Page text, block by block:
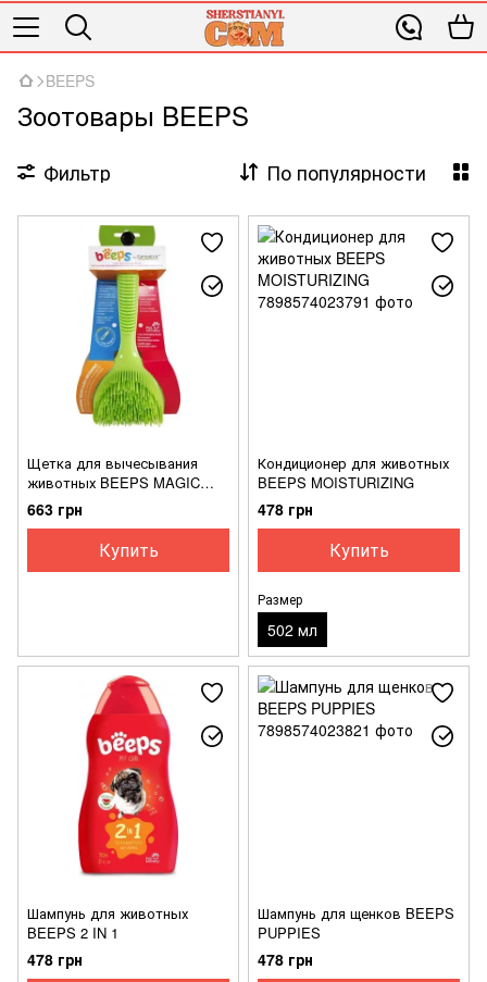
BEEPS
Зоотовары BEEPS
Фильтр По популярности
Щетка для вычесывания
животных BEEPS MAGIC
BRUSH
663 грн
Купить
Кондиционер для животных
BEEPS MOISTURIZING
478 грн
Купить
Размер
502 мл
Шампунь для животных
BEEPS 2 IN 1
478 грн
Шампунь для щенков BEEPS
PUPPIES
478 грн